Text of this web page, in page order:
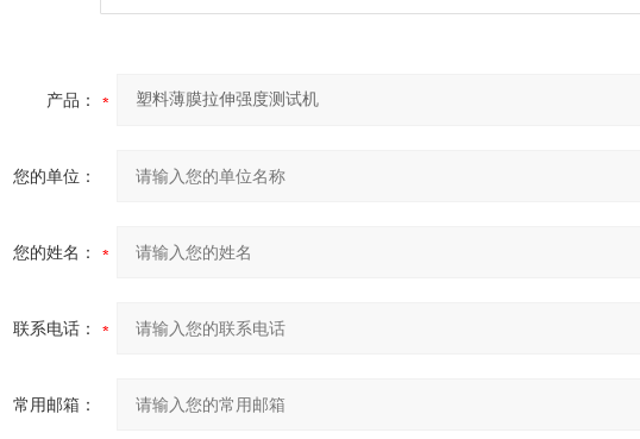
产品：
您的单位：
您的姓名：
联系电话：
常用邮箱：